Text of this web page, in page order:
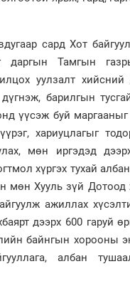
сард Хот
Тамгын
уулзалт
барилгын
үүсэж буй
хариуцлагыг
мөн иргэдэд
хүргэх тухай
мөн Хууль зүй Дотоод
ажиллах
дээрх 600 гаруй
байнгын хорооны
албан